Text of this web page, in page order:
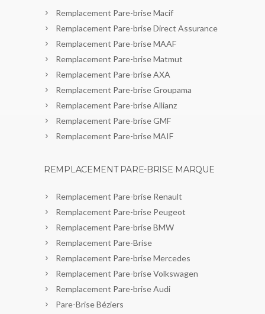
Remplacement Pare-brise Macif
Remplacement Pare-brise Direct Assurance
Remplacement Pare-brise MAAF
Remplacement Pare-brise Matmut
Remplacement Pare-brise AXA
Remplacement Pare-brise Groupama
Remplacement Pare-brise Allianz
Remplacement Pare-brise GMF
Remplacement Pare-brise MAIF
REMPLACEMENT PARE-BRISE MARQUE
Remplacement Pare-brise Renault
Remplacement Pare-brise Peugeot
Remplacement Pare-brise BMW
Remplacement Pare-Brise
Remplacement Pare-brise Mercedes
Remplacement Pare-brise Volkswagen
Remplacement Pare-brise Audi
Pare-Brise Béziers